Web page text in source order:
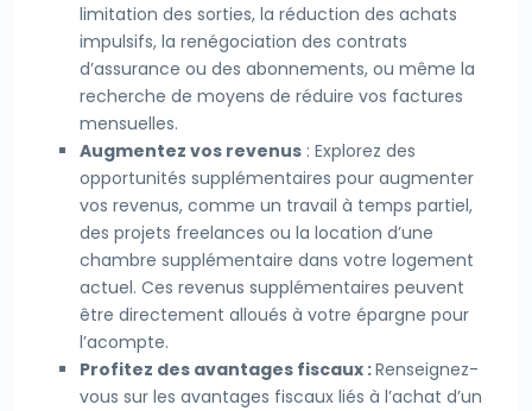
limitation des sorties, la réduction des achats
impulsifs, la renégociation des contrats
d’assurance ou des abonnements, ou même la
recherche de moyens de réduire vos factures
mensuelles.
Augmentez vos revenus : Explorez des
opportunités supplémentaires pour augmenter
vos revenus, comme un travail à temps partiel,
des projets freelances ou la location d’une
chambre supplémentaire dans votre logement
actuel. Ces revenus supplémentaires peuvent
être directement alloués à votre épargne pour
l’acompte.
Profitez des avantages fiscaux :Renseignez-
vous sur les avantages fiscaux liés à l’achat d’un